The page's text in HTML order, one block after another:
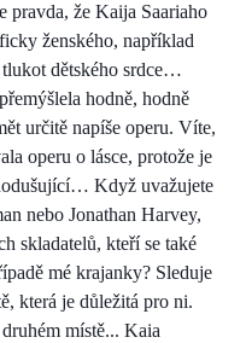
pravda, že Kaija Saariaho
ženského, například
dětského srdce…
hodně, hodně
určitě napíše operu. Víte,
operu o lásce, protože je
Když uvažujete
nebo Jonathan Harvey,
skladatelů, kteří se také
mé krajanky? Sleduje
která je důležitá pro ni.
místě... Kaia